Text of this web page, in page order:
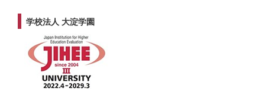
学校法人 大淀学園